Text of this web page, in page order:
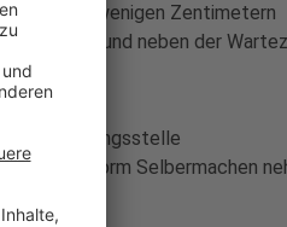
mit nur wenigen Zentimetern
umsetzen und neben der
Beratungsstelle
Scheu vorm Selbermachen